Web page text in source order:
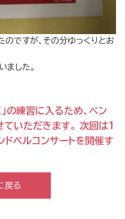
ですが、その分ゆっくりとお
ました。
の練習に入るため、ペン
いただきます。 次回は１
ドベルコンサートを開催す
戻る